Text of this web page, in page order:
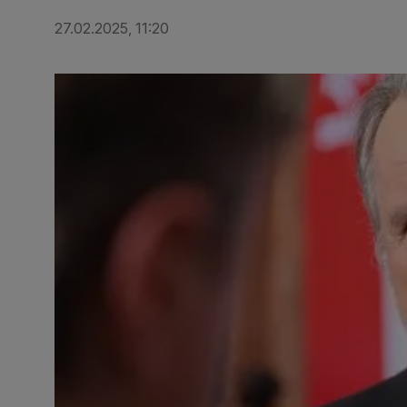
27.02.2025, 11:20